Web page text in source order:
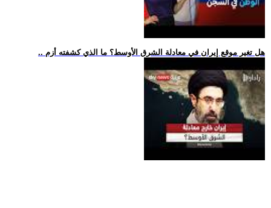
.. هل تغير موقع إيران في معادلة الشرق الأوسط؟ ما الذي كشفته أزم